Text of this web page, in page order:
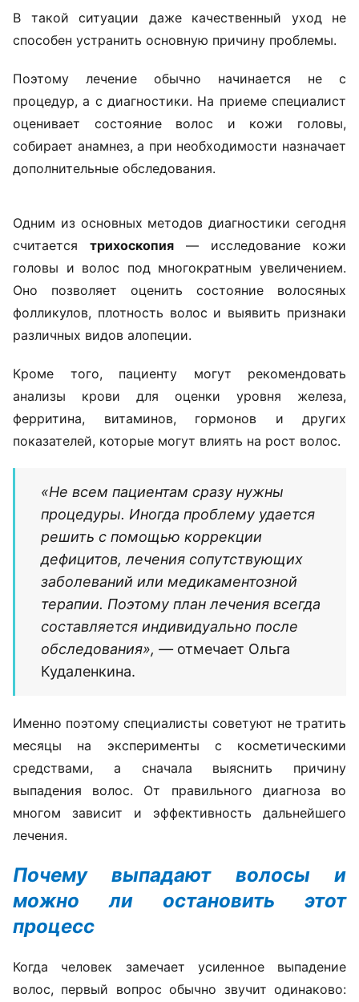
ситуацию», —
объясняет Ольга
Кудаленкина.
Столкнувшись с выпадением волос, многие
начинают искать решение самостоятельно:
покупают шампуни, сыворотки, витамины и БАДы.
Однако такой подход далеко не всегда дает
В такой ситуации даже качественный уход не
способен устранить основную причину проблемы.
Поэтому лечение обычно начинается не с
процедур, а с диагностики. На приеме специалист
оценивает состояние волос и кожи головы,
собирает анамнез, а при необходимости назначает
дополнительные обследования.
Одним из основных методов диагностики сегодня
считаетсятрихоскопия
Оно позволяет оценить состояние волосяных
фолликулов, плотность волос и выявить признаки